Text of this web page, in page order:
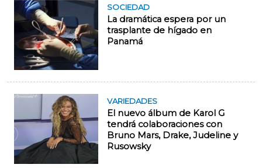
SOCIEDAD
La dramática espera por un
trasplante de hígado en
Panamá
VARIEDADES
El nuevo álbum de Karol G
tendrá colaboraciones con
Bruno Mars, Drake, Judeline y
Rusowsky